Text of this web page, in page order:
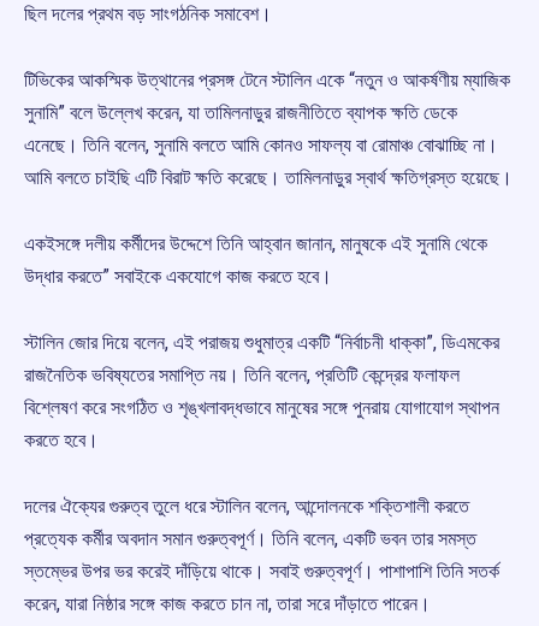
ছিল দলের প্রথম বড় সাংগঠনিক সমাবেশ।
টিভিকের আকস্মিক উত্থানের প্রসঙ্গ টেনে স্টালিন একে “নতুন ও আকর্ষণীয় ম্যাজিক
সুনামি” বলে উল্লেখ করেন, যা তামিলনাড়ুর রাজনীতিতে ব্যাপক ক্ষতি ডেকে
এনেছে। তিনি বলেন, সুনামি বলতে আমি কোনও সাফল্য বা রোমাঞ্চ বোঝাচ্ছি না।
আমি বলতে চাইছি এটি বিরাট ক্ষতি করেছে। তামিলনাড়ুর স্বার্থ ক্ষতিগ্রস্ত হয়েছে।
একইসঙ্গে দলীয় কর্মীদের উদ্দেশে তিনি আহ্বান জানান, মানুষকে এই সুনামি থেকে
উদ্ধার করতে” সবাইকে একযোগে কাজ করতে হবে।
স্টালিন জোর দিয়ে বলেন, এই পরাজয় শুধুমাত্র একটি “নির্বাচনী ধাক্কা”, ডিএমকের
রাজনৈতিক ভবিষ্যতের সমাপ্তি নয়। তিনি বলেন, প্রতিটি কেন্দ্রের ফলাফল
বিশ্লেষণ করে সংগঠিত ও শৃঙ্খলাবদ্ধভাবে মানুষের সঙ্গে পুনরায় যোগাযোগ স্থাপন
করতে হবে।
দলের ঐক্যের গুরুত্ব তুলে ধরে স্টালিন বলেন, আন্দোলনকে শক্তিশালী করতে
প্রত্যেক কর্মীর অবদান সমান গুরুত্বপূর্ণ। তিনি বলেন, একটি ভবন তার সমস্ত
স্তম্ভের উপর ভর করেই দাঁড়িয়ে থাকে। সবাই গুরুত্বপূর্ণ। পাশাপাশি তিনি সতর্ক
করেন, যারা নিষ্ঠার সঙ্গে কাজ করতে চান না, তারা সরে দাঁড়াতে পারেন।